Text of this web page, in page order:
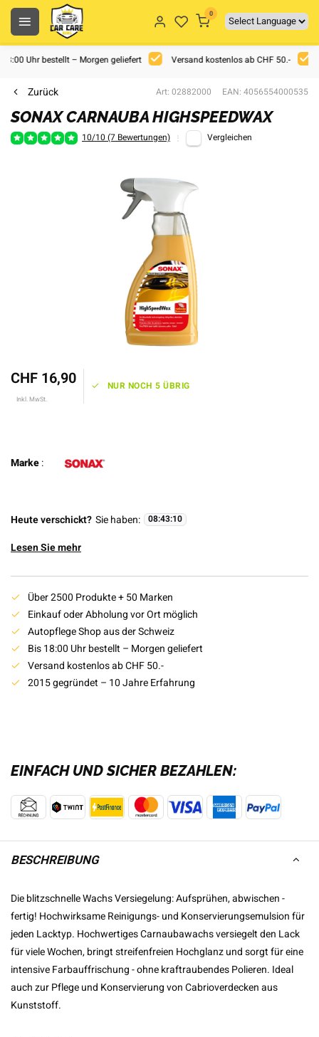
0
Uhr bestellt – Morgen geliefert Versand kostenlos ab CHF 50.-
Zurück Art: 02882000 EAN: 4056554000535
SONAX CARNAUBA HIGHSPEEDWAX
10/10 (7 Bewertungen) Vergleichen
CHF 16,90
Inkl. MwSt.
NUR NOCH 5 ÜBRIG
Marke:
Heute verschickt? Sie haben: 08:43:09
Lesen Sie mehr
Über 2500 Produkte + 50 Marken
Einkauf oder Abholung vor Ort möglich
Autopflege Shop aus der Schweiz
Bis 18:00 Uhr bestellt – Morgen geliefert
Versand kostenlos ab CHF 50.-
2015 gegründet – 10 Jahre Erfahrung
EINFACH UND SICHER BEZAHLEN:
BESCHREIBUNG
Die blitzschnelle Wachs Versiegelung: Aufsprühen, abwischen -
fertig! Hochwirksame Reinigungs- und Konservierungsemulsion für
jeden Lacktyp. Hochwertiges Carnaubawachs versiegelt den Lack
für viele Wochen, bringt streifenfreien Hochglanz und sorgt für eine
intensive Farbauffrischung - ohne kraftraubendes Polieren. Ideal
auch zur Pflege und Konservierung von Cabrioverdecken aus
Kunststoff.